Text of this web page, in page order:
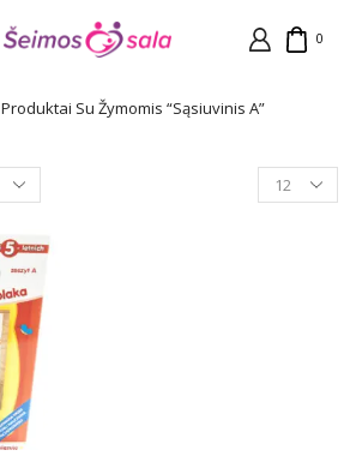
0
Produktai Su Žymomis “sąsiuvinis A”
Products
per